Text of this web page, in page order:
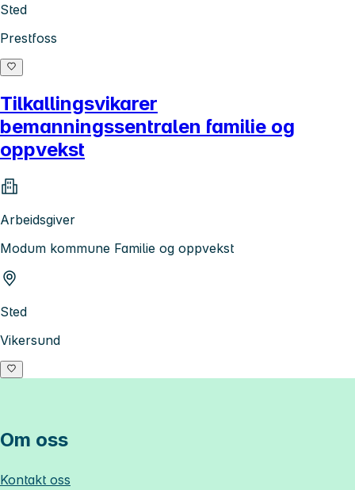
Sted
Prestfoss
Tilkallingsvikarer
bemanningssentralen familie og
oppvekst
Arbeidsgiver
Modum kommune Familie og oppvekst
Sted
Vikersund
Om oss
Kontakt oss